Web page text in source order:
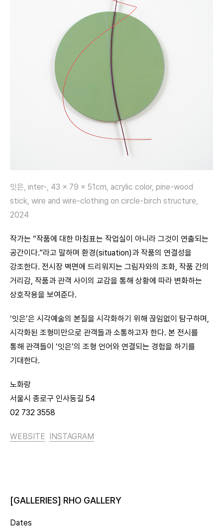
잇은, inter-, 43 x 79 x 51cm, acrylic color, pine-wood
stick, wire and wire-clothing on circle-birch structure,
2024
작가는 “작품에 대한 마침표는 작업실이 아니라 그것이 연출되는
공간이다.”라고 말하며 환경(situation)과 작품의 연결성을
강조한다. 전시장 벽면에 드리워지는 그림자와의 조화, 작품 간의
거리감, 작품과 관객 사이의 교감을 통해 상황에 따라 변화하는
상호작용을 보여준다.
‘잇은’은 시각예술의 본질을 시각화하기 위해 끊임없이 탐구하며,
시각화된 조형미만으로 관객들과 소통하고자 한다. 본 전시를
통해 관객들이 ‘잇은’의 조형 언어와 연결되는 경험을 하기를
기대한다.
노화랑
서울시 종로구 인사동길 54
02 732 3558
WEBSITE INSTAGRAM
[GALLERIES] RHO GALLERY
Dates